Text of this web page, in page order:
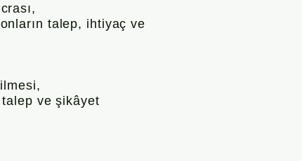
talep, ihtiyaç ve
ve şikâyet